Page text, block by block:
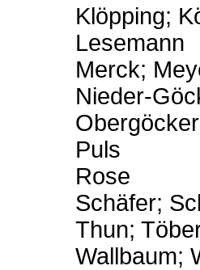
Klöpping;
Lesemann
Merck;
Nieder-
Puls
Rose
Schäfer;
Thun;
Wallbaum;